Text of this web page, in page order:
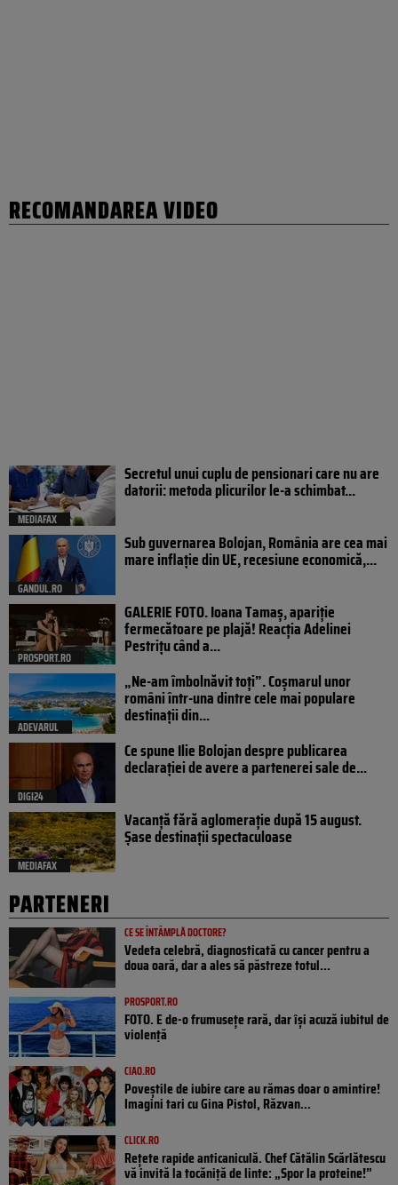
RECOMANDAREA VIDEO
MEDIAFAX
Secretul unui cuplu de pensionari care nu are
datorii: metoda plicurilor le-a schimbat...
GANDUL.RO
Sub guvernarea Bolojan, România are cea mai
mare inflație din UE, recesiune economică,...
PROSPORT.RO
GALERIE FOTO. Ioana Tamaş, apariție
fermecătoare pe plajă! Reacția Adelinei
Pestrițu când a...
ADEVARUL
„Ne-am îmbolnăvit toți”. Coșmarul unor
români într-una dintre cele mai populare
destinații din...
DIGI24
Ce spune Ilie Bolojan despre publicarea
declarației de avere a partenerei sale de...
MEDIAFAX
Vacanță fără aglomerație după 15 august.
Șase destinații spectaculoase
PARTENERI
CE SE ÎNTÂMPLĂ DOCTORE?
Vedeta celebră, diagnosticată cu cancer pentru a
doua oară, dar a ales să păstreze totul...
PROSPORT.RO
FOTO. E de-o frumusețe rară, dar își acuză iubitul de
violență
CIAO.RO
Poveştile de iubire care au rămas doar o amintire!
Imagini tari cu Gina Pistol, Răzvan...
CLICK.RO
Rețete rapide anticaniculă. Chef Cătălin Scărlătescu
vă invită la tocăniță de linte: „Spor la proteine!”